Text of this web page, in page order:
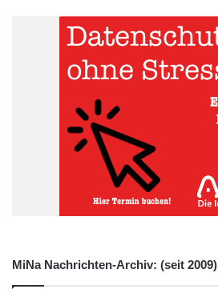
MiNa Nachrichten-Archiv: (seit 2009)